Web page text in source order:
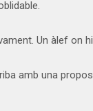
Un àlef on
amb una